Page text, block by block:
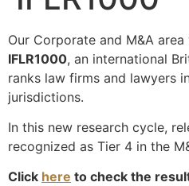
Our Corporate and M&A
IFLR1000, an international
ranks law firms and lawyers
jurisdictions.
In this new research cycle,
recognized as Tier 4 in the
Click here to check the